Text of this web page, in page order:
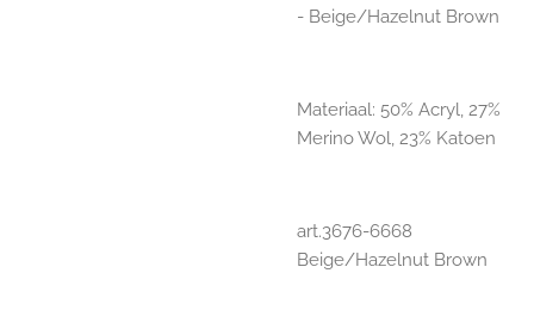
- Beige/Hazelnut Brown
Materiaal: 50% Acryl, 27%
Merino Wol, 23% Katoen
art.3676-6668
Beige/Hazelnut Brown